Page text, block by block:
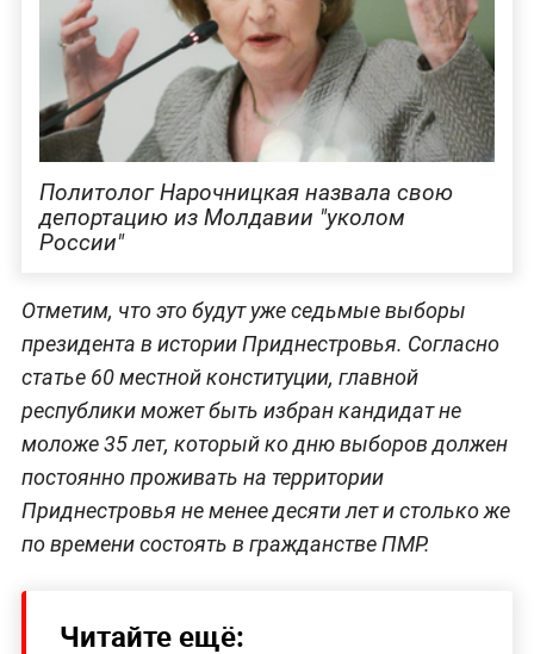
Политолог Нарочницкая назвала свою
депортацию из Молдавии "уколом
России"
Отметим, что это будут уже седьмые выборы
президента в истории Приднестровья. Согласно
статье 60 местной конституции, главной
республики может быть избран кандидат не
моложе 35 лет, который ко дню выборов должен
постоянно проживать на территории
Приднестровья не менее десяти лет и столько же
по времени состоять в гражданстве ПМР.
Читайте ещё: